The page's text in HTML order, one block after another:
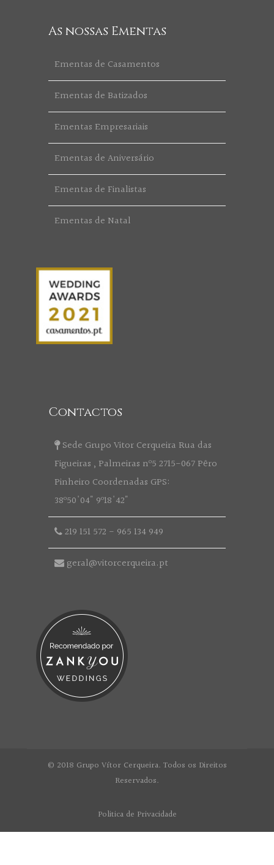
As nossas Ementas
Ementas de Casamentos
Ementas de Batizados
Ementas Empresariais
Ementas de Aniversário
Ementas de Finalistas
Ementas de Natal
Contactos
Sede Grupo Vitor Cerqueira Rua das
Figueiras , Palmeiras nº5 2715-067 Pêro
Pinheiro Coordenadas GPS:
38º50'04" 9º18'42"
219 151 572 - 965 134 949
geral@vitorcerqueira.pt
© 2018 Grupo Vítor Cerqueira. Todos os Direitos
Reservados.
Politica de Privacidade